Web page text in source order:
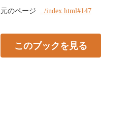
元のページ ../index.html#147
このブックを見る